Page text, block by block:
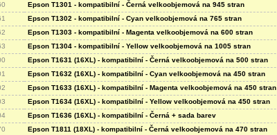
Epson T1301 - kompatibilní - Černá velkoobjemová na 945 stran
Epson T1302 - kompatibilní - Cyan velkoobjemová na 765 stran
Epson T1303 - kompatibilní - Magenta velkoobjemová na 600 stran
Epson T1304 - kompatibilní - Yellow velkoobjemová na 1005 stran
Epson T1631 (16XL) - kompatibilní - Černá velkoobjemová na 500 stran
Epson T1632 (16XL) - kompatibilní - Cyan velkoobjemová na 450 stran
Epson T1633 (16XL) - kompatibilní - Magenta velkoobjemová na 450 stran
Epson T1634 (16XL) - kompatibilní - Yellow velkoobjemová na 450 stran
Epson T1636 (16XL) - kompatibilní - Černá + sada barev
Epson T1811 (18XL) - kompatibilní - Černá velkoobjemová na 470 stran